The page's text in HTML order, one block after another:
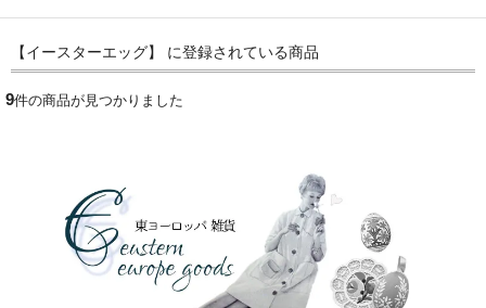
【イースターエッグ】 に登録されている商品
9件の商品が見つかりました